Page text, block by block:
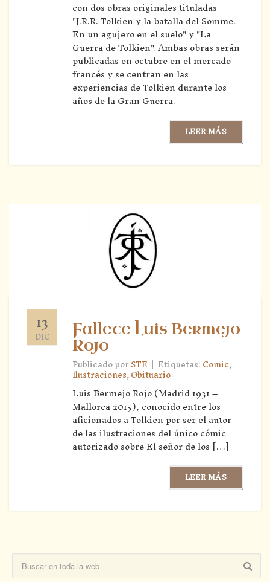
con dos obras originales tituladas
"J.R.R. Tolkien y la batalla del Somme.
En un agujero en el suelo" y "La
Guerra de Tolkien". Ambas obras serán
publicadas en octubre en el mercado
francés y se centran en las
experiencias de Tolkien durante los
años de la Gran Guerra.
LEER MÁS
13
DIC
Fallece Luis Bermejo
Rojo
Publicado porSTE | Etiquetas:Comic,
Ilustraciones,Obituario
Luis Bermejo Rojo (Madrid 1931 –
Mallorca 2015), conocido entre los
aficionados a Tolkien por ser el autor
de las ilustraciones del único cómic
autorizado sobre El señor de los […]
LEER MÁS